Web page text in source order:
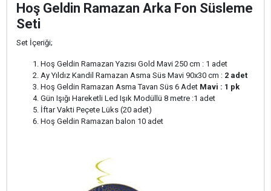
Hoş Geldin Ramazan Arka Fon Süsleme
Seti
Set İçeriği;
Hoş Geldin Ramazan Yazısı Gold Mavi 250 cm : 1 adet
Ay Yıldız Kandil Ramazan Asma Süs Mavi 90x30 cm : 2 adet
Hoş Geldin Ramazan Asma Tavan Süs 6 Adet Mavi : 1 pk
Gün Işığı Hareketli Led Işık Modüllü 8 metre :1 adet
İftar Vakti Peçete Lüks (20 adet)
Hoş Geldin Ramazan balon 10 adet